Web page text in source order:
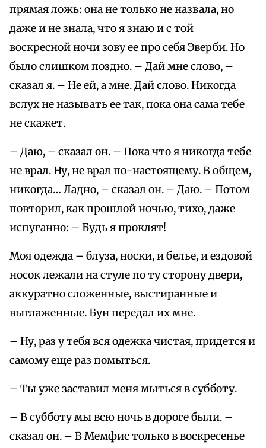
прямая ложь: она не только не назвала, но
даже и не знала, что я знаю и с той
воскресной ночи зову ее про себя Эверби. Но
было слишком поздно. – Дай мне слово, –
сказал я. – Не ей, а мне. Дай слово. Никогда
вслух не называть ее так, пока она сама тебе
не скажет.
– Даю, – сказал он. – Пока что я никогда тебе
не врал. Ну, не врал по-настоящему. В общем,
никогда… Ладно, – сказал он. – Даю. – Потом
повторил, как прошлой ночью, тихо, даже
испуганно: – Будь я проклят!
Моя одежда – блуза, носки, и белье, и ездовой
носок лежали на стуле по ту сторону двери,
аккуратно сложенные, выстиранные и
выглаженные. Бун передал их мне.
– Ну, раз у тебя вся одежка чистая, придется и
самому еще раз помыться.
– Ты уже заставил меня мыться в субботу.
– В субботу мы всю ночь в дороге были. –
сказал он. – В Мемфис только в воскресенье